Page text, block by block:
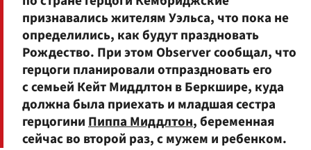
признавались жителям Уэльса, что пока не
определились, как будут праздновать
Рождество. При этом Observer сообщал, что
герцоги планировали отпраздновать его
с семьей Кейт Миддлтон в Беркшире, куда
должна была приехать и младшая сестра
герцогиниПиппа Миддлтон, беременная
сейчас во второй раз, с мужем и ребенком.